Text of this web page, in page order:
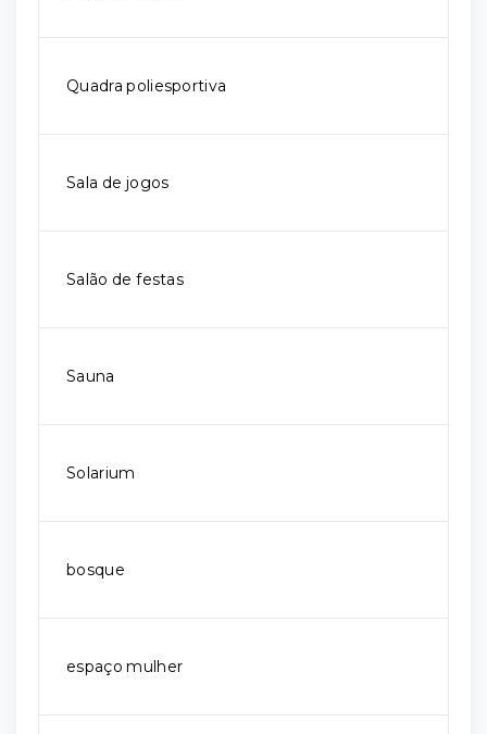
Quadra poliesportiva
Sala de jogos
Salão de festas
Sauna
Solarium
bosque
espaço mulher